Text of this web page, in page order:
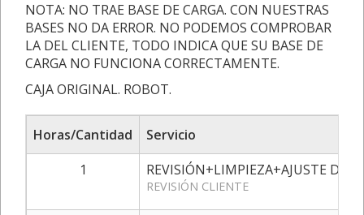
NOTA: NO TRAE BASE DE CARGA. CON NUESTRAS
BASES NO DA ERROR. NO PODEMOS COMPROBAR
LA DEL CLIENTE, TODO INDICA QUE SU BASE DE
CARGA NO FUNCIONA CORRECTAMENTE.
CAJA ORIGINAL. ROBOT.
Horas/Cantidad
Servicio
1
REVISIÓN+LIMPIEZA+AJUSTE DE
REVISIÓN CLIENTE